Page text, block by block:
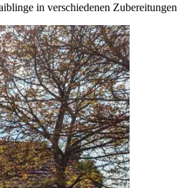
in verschiedenen Zubereitungen